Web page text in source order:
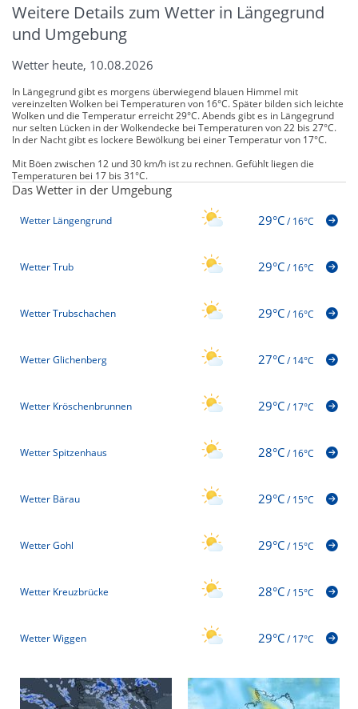
Weitere Details zum Wetter in Längegrund
und Umgebung
Wetter heute, 10.08.2026
In Längegrund gibt es morgens überwiegend blauen Himmel mit
vereinzelten Wolken bei Temperaturen von 16°C. Später bilden sich leichte
Wolken und die Temperatur erreicht 29°C. Abends gibt es in Längegrund
nur selten Lücken in der Wolkendecke bei Temperaturen von 22 bis 27°C.
In der Nacht gibt es lockere Bewölkung bei einer Temperatur von 17°C.
Mit Böen zwischen 12 und 30 km/h ist zu rechnen. Gefühlt liegen die
Temperaturen bei 17 bis 31°C.
Das Wetter in der Umgebung
Wetter Längengrund 29°C/16°C
Wetter Trub 29°C/16°C
Wetter Trubschachen 29°C/16°C
Wetter Glichenberg 27°C/14°C
Wetter Kröschenbrunnen 29°C/17°C
Wetter Spitzenhaus 28°C/16°C
Wetter Bärau 29°C/15°C
Wetter Gohl 29°C/15°C
Wetter Kreuzbrücke 28°C/15°C
Wetter Wiggen 29°C/17°C